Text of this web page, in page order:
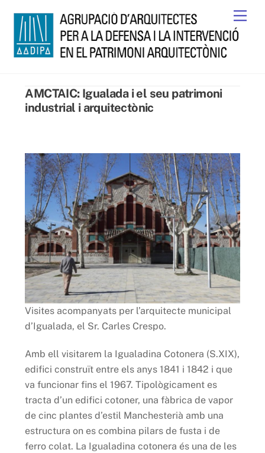
content
AMCTAIC: Igualada i el seu patrimoni
industrial i arquitectònic
Visites acompanyats per l’arquitecte municipal
d’Igualada, el Sr. Carles Crespo.
Amb ell visitarem la Igualadina Cotonera (S.XIX),
edifici construït entre els anys 1841 i 1842 i que
va funcionar fins el 1967. Tipològicament es
tracta d’un edifici cotoner, una fàbrica de vapor
de cinc plantes d’estil Manchesterià amb una
estructura on es combina pilars de fusta i de
ferro colat. La Igualadina cotonera és una de les